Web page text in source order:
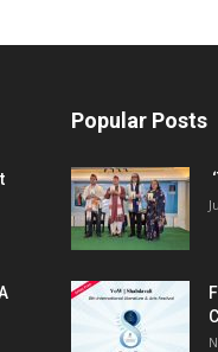
Popular Posts